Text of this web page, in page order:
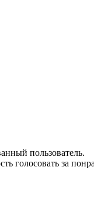
пользователь.
голосовать за